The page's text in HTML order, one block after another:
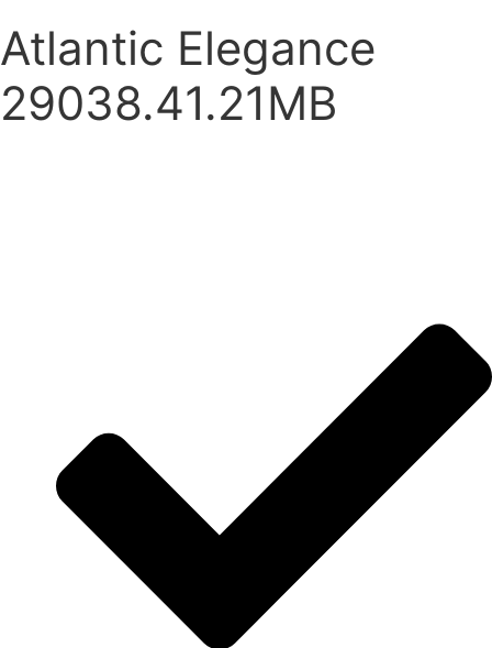
Atlantic Elegance
29038.41.21MB